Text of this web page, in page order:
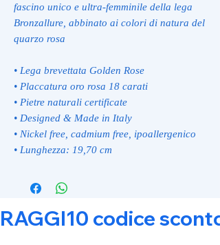
fascino unico e ultra-femminile della lega
Bronzallure, abbinato ai colori di natura del
quarzo rosa
• Lega brevettata Golden Rose
• Placcatura oro rosa 18 carati
• Pietre naturali certificate
• Designed & Made in Italy
• Nickel free, cadmium free, ipoallergenico
• Lunghezza: 19,70 cm
RAGGI10 codice